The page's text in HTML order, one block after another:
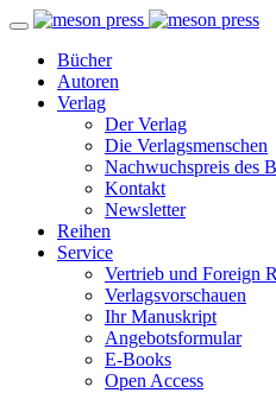
Bücher
Autoren
Verlag
Der Verlag
Die Verlagsmenschen
Nachwuchspreis des
Kontakt
Newsletter
Reihen
Service
Vertrieb und Foreign
Verlagsvorschauen
Ihr Manuskript
Angebotsformular
E-Books
Open Access